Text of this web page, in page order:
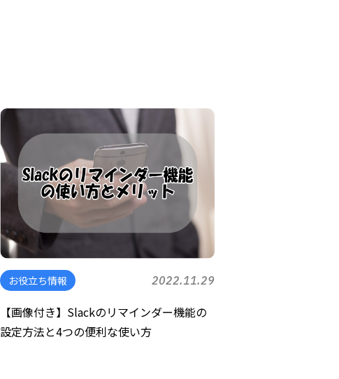
お役立ち情報 2022.11.29
【画像付き】Slackのリマインダー機能の
設定方法と4つの便利な使い方